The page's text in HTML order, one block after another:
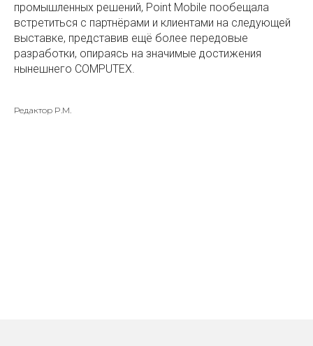
промышленных решений, Point Mobile пообещала
встретиться с партнёрами и клиентами на следующей
выставке, представив ещё более передовые
разработки, опираясь на значимые достижения
нынешнего COMPUTEX.
Редактор P.M.